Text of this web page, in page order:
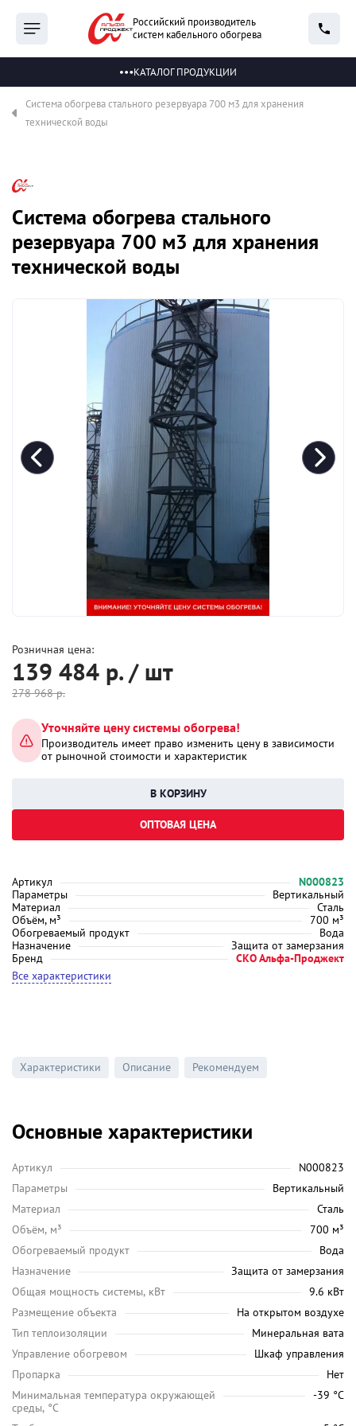
Российский производитель
систем кабельного обогрева
КАТАЛОГ ПРОДУКЦИИ
Система обогрева стального резервуара 700 м3 для хранения
технической воды
Система обогрева стального
резервуара 700 м3 для хранения
технической воды
Артикул
N000823
Параметры
Вертикальный
Материал
Сталь
Объём, м³
700 м³
Обогреваемый продукт
Вода
Назначение
Защита от замерзания
Бренд
СКО Альфа-Проджект
Все характеристики
Розничная цена:
139 484 р. / шт
278 968р.
Уточняйте цену системы обогрева!
Производитель имеет право изменить цену в зависимости
от рыночной стоимости и характеристик
ОПТОВАЯ ЦЕНА
Характеристики Описание Рекомендуем
Основные характеристики
Артикул
N000823
Параметры
Вертикальный
Материал
Сталь
Объём, м³
700 м³
Обогреваемый продукт
Вода
Назначение
Защита от замерзания
Общая мощность системы, кВт
9.6 кВт
Размещение объекта
На открытом воздухе
Тип теплоизоляции
Минеральная вата
Управление обогревом
Шкаф управления
Пропарка
Нет
Минимальная температура окружающей
среды, °C
-39 °C